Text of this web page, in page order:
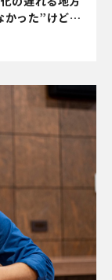
かった”けど会